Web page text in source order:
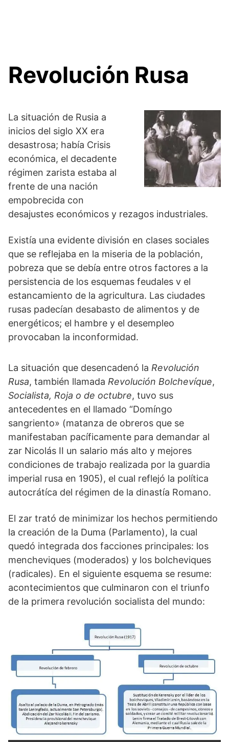
Revolución Rusa
La situación de Rusia a
inicios del siglo XX era
desastrosa; había Crisis
económica, el decadente
régimen zarista estaba al
frente de una nación
empobrecida con
desajustes económicos y rezagos industriales.
Existía una evidente división en clases sociales
que se reflejaba en la miseria de la población,
pobreza que se debía entre otros factores a la
persistencia de los esquemas feudales v el
estancamiento de la agricultura. Las ciudades
rusas padecían desabasto de alimentos y de
energéticos; el hambre y el desempleo
provocaban la inconformidad.
La situación que desencadenó la Revolución
Rusa, también llamada Revolución Bolchevíque,
Socialista, Roja o de octubre, tuvo sus
antecedentes en el llamado “Domíngo
sangriento» (matanza de obreros que se
manifestaban pacíficamente para demandar al
zar Nicolás II un salario más alto y mejores
condiciones de trabajo realizada por la guardia
imperial rusa en 1905), el cual reflejó la política
autocrátíca del régimen de la dinastía Romano.
El zar trató de minimizar los hechos permitiendo
la creación de la Duma (Parlamento), la cual
quedó integrada dos facciones principales: los
mencheviques (moderados) y los bolcheviques
(radicales). En el siguiente esquema se resume:
acontecimientos que culminaron con el triunfo
de la primera revolución socialista del mundo: